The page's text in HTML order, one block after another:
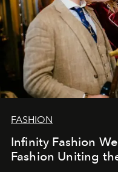
FASHION
Infinity Fashion
Fashion Uniting